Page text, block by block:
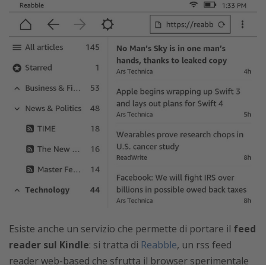
Esiste anche un servizio che permette di portare il feed
reader sul Kindle: si tratta di Reabble, un rss feed
reader web-based che sfrutta il browser sperimentale